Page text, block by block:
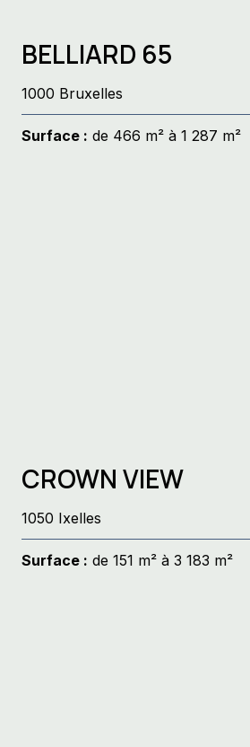
BELLIARD 65
1000 Bruxelles
Surface : de 466 m² à 1 287 m²
CROWN VIEW
1050 Ixelles
Surface : de 151 m² à 3 183 m²